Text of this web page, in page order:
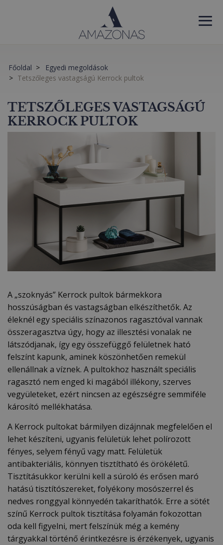
Főoldal
Egyedi megoldások
Tetszőleges vastagságú Kerrock pultok
TETSZŐLEGES VASTAGSÁGÚ
KERROCK PULTOK
A „szoknyás” Kerrock pultok bármekkora
hosszúságban és vastagságban elkészíthetők. Az
éleknél egy speciális színazonos ragasztóval vannak
összeragasztva úgy, hogy az illesztési vonalak ne
látszódjanak, így egy összefüggő felületnek ható
felszínt kapunk, aminek köszönhetően remekül
ellenállnak a víznek. A pultokhoz használt speciális
ragasztó nem enged ki magából illékony, szerves
vegyületeket, ezért nincsen az egészségre semmiféle
károsító mellékhatása.
A Kerrock pultokat bármilyen dizájnnak megfelelően el
lehet készíteni, ugyanis felületük lehet polírozott
fényes, selyem fényű vagy matt. Felületük
antibakteriális, könnyen tisztítható és örökéletű.
Tisztításukkor kerülni kell a súroló és erősen maró
hatású tisztítószereket, folyékony mosószerrel és
nedves ronggyal könnyedén takaríthatók. Erre a sötét
színű Kerrock pultok tisztítása folyamán fokozottan
oda kell figyelni, mert felszínük még a kemény
tárgyakkal történő érintkezésre is érzékenyek, ugyanis